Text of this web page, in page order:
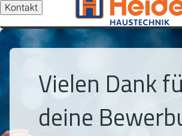
Kontakt
Vielen Dank
deine